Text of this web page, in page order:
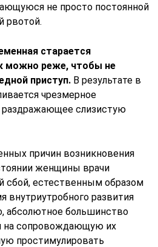
не просто постоянной
рвотой.
старается
можно реже, чтобы не
приступ. В результате в
чрезмерное
раздражающее слизистую
причин возникновения
женщины врачи
сбой, естественным образом
внутриутробного развития
абсолютное большинство
на сопровождающую их
простимулировать